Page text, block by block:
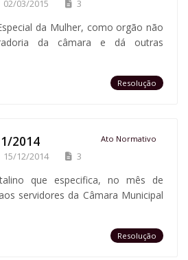
02/03/2015 3
da Mulher, como orgão não
da câmara e dá outras
Resolução
2014 Ato Normativo
15/12/2014 3
que especifica, no mês de
servidores da Câmara Municipal
Resolução